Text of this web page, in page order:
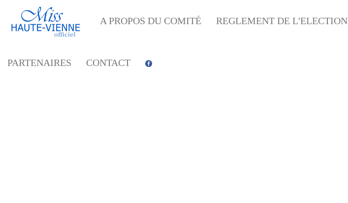
A PROPOS DU COMITÉ REGLEMENT DE L'ELECTION
PARTENAIRES CONTACT